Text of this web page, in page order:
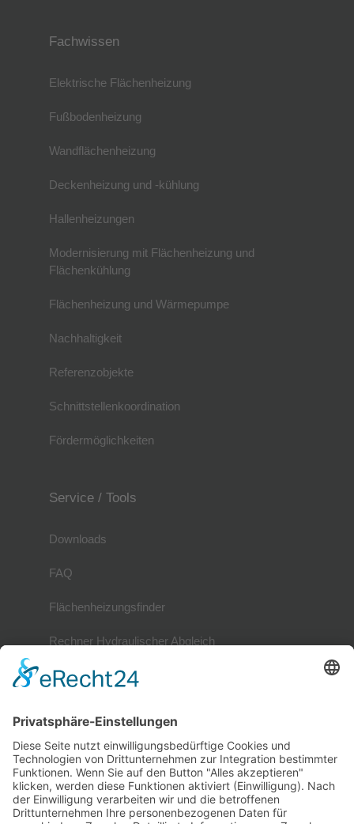
Fachwissen
Elektrische Flächenheizung
Fußbodenheizung
Wandflächenheizung
Deckenheizung und -kühlung
Hallenheizungen
Modernisierung mit Flächenheizung und
Flächenkühlung
Flächenheizung und Wärmepumpe
Nachhaltigkeit
Referenzobjekte
Schnittstellenkoordination
Fördermöglichkeiten
Service / Tools
Downloads
FAQ
Flächenheizungsfinder
Rechner Hydraulischer Abgleich
Mitglieder
Mitgliederverzeichnis
Referenzobjekte